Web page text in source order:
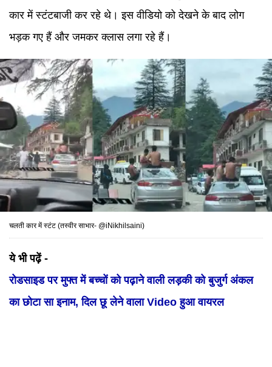
कार में स्टंटबाजी कर रहे थे। इस वीडियो को देखने के बाद लोग
भड़क गए हैं और जमकर क्लास लगा रहे हैं।
चलती कार में स्टंट (तस्वीर साभार- @iNikhilsaini)
ये भी पढ़ें -
रोडसाइड पर मुफ्त में बच्चों को पढ़ाने वाली लड़की को बुजुर्ग अंकल
का छोटा सा इनाम, दिल छू लेने वाला Video हुआ वायरल